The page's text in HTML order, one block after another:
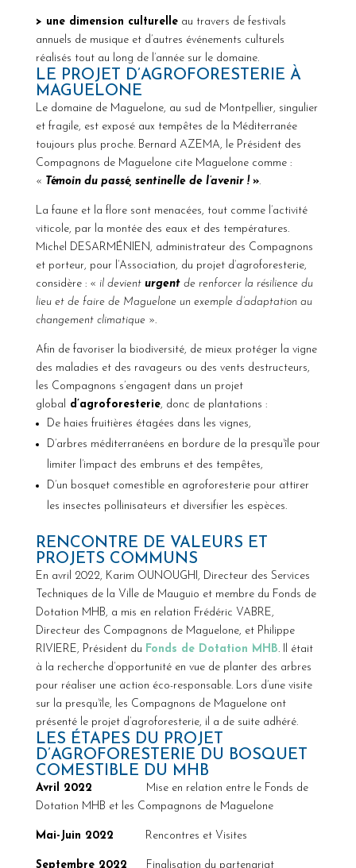
> une dimension culturelle au travers de festivals
annuels de musique et d’autres événements culturels
réalisés tout au long de l’année sur le domaine.
LE PROJET D’AGROFORESTERIE À
MAGUELONE
Le domaine de Maguelone, au sud de Montpellier, singulier
et fragile, est exposé aux tempêtes de la Méditerranée
toujours plus proche. Bernard AZEMA, le Président des
Compagnons de Maguelone cite Maguelone comme :
« Témoin du passé, sentinelle de l’avenir ! ».
La faune et la flore sont menacées, tout comme l’activité
viticole, par la montée des eaux et des températures.
Michel DESARMÉNIEN, administrateur des Compagnons
et porteur, pour l’Association, du projet d’agroforesterie,
considère : « il devient urgent de renforcer la résilience du
lieu et de faire de Maguelone un exemple d’adaptation au
changement climatique».
Afin de favoriser la biodiversité, de mieux protéger la vigne
des maladies et des ravageurs ou des vents destructeurs,
les Compagnons s’engagent dans un projet
global
d’agroforesterie, donc de plantations :
De haies fruitières étagées dans les vignes,
D’arbres méditerranéens en bordure de la presqu’île pour
limiter l’impact des embruns et des tempêtes,
D’un bosquet comestible en agroforesterie pour attirer
les insectes pollinisateurs et diversifier les espèces.
RENCONTRE DE VALEURS ET
PROJETS COMMUNS
En avril 2022, Karim OUNOUGHI, Directeur des Services
Techniques de la Ville de Mauguio et membre du Fonds de
Dotation MHB, a mis en relation Frédéric VABRE,
Directeur des Compagnons de Maguelone, et Philippe
RIVIERE, Président du Fonds de Dotation MHB. Il était
à la recherche d’opportunité en vue de planter des arbres
pour réaliser une action éco-responsable. Lors d’une visite
sur la presqu’île, les Compagnons de Maguelone ont
présenté le projet d’agroforesterie, il a de suite adhéré.
LES ÉTAPES DU PROJET
D’AGROFORESTERIE DU BOSQUET
COMESTIBLE DU MHB
Avril 2022 Mise en relation entre le Fonds de
Dotation MHB et les Compagnons de Maguelone
Mai-Juin 2022 Rencontres et Visites
Septembre 2022 Finalisation du partenariat